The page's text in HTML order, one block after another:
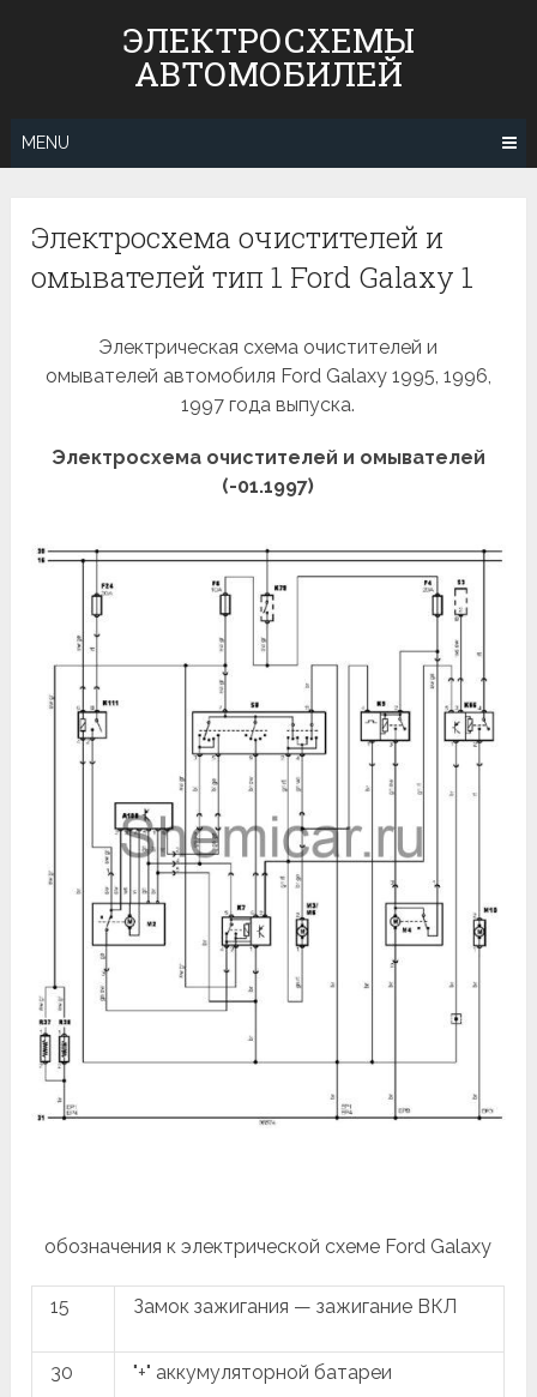
ЭЛЕКТРОСХЕМЫ
АВТОМОБИЛЕЙ
MENU
Электросхема очистителей и
омывателей тип 1 Ford Galaxy 1
Электрическая схема очистителей и
омывателей автомобиля Ford Galaxy 1995, 1996,
1997 года выпуска.
Электросхема очистителей и омывателей
(-01.1997)
обозначения к электрической схеме Ford Galaxy
15 Замок зажигания — зажигание ВКЛ
30 "+" аккумуляторной батареи